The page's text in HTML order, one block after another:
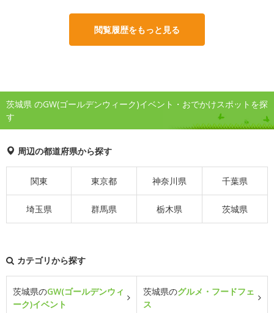
閲覧履歴をもっと見る
茨城県 のGW(ゴールデンウィーク)イベント・おでかけスポットを探
す
周辺の都道府県から探す
関東 東京都 神奈川県 千葉県
埼玉県 群馬県 栃木県 茨城県
カテゴリから探す
茨城県のGW(ゴールデンウィ
ーク)イベント
茨城県のグルメ・フードフェ
ス